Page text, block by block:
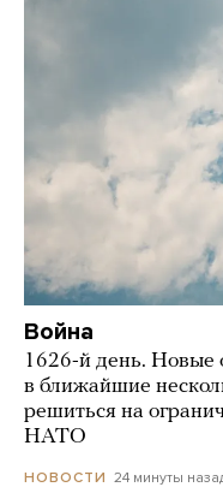
Война
1626-й день.
в ближайшие
решиться на
НАТО
НОВОСТИ 24 минуты